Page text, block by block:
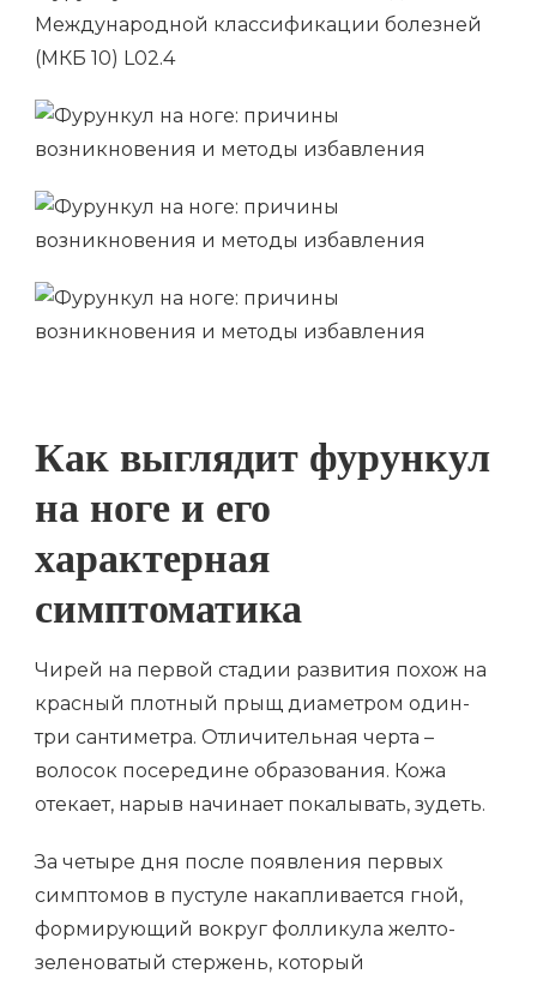
Международной классификации болезней
(МКБ 10) L02.4
Как выглядит фурункул
на ноге и его
характерная
симптоматика
Чирей на первой стадии развития похож на
красный плотный прыщ диаметром один-
три сантиметра. Отличительная черта –
волосок посередине образования. Кожа
отекает, нарыв начинает покалывать, зудеть.
За четыре дня после появления первых
симптомов в пустуле накапливается гной,
формирующий вокруг фолликула желто-
зеленоватый стержень, который